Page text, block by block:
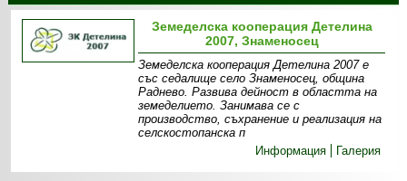
Земеделска кооперация Детелина
2007, Знаменосец
Земеделска кооперация Детелина 2007 е
със седалище село Знаменосец, община
Раднево. Развива дейност в областта на
земеделието. Занимава се с
производство, съхранение и реализация на
селскостопанска п
Информация
Галерия